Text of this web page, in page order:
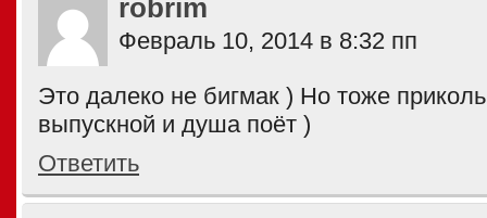
robrim
Февраль 10, 2014 в 8:32 пп
Это далеко не бигмак ) Но тоже
выпускной и душа поёт )
Ответить